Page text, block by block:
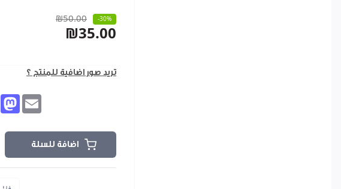
₪50.00 -30%
₪35.00
تريد صور اضافية للمنتج ؟
FacebookMastodon
اضافة للسلة